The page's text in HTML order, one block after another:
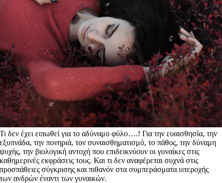
Τι δεν έχει ειπωθεί για το αδύναμο φύλο….! Για την ευαισθησία, την
εξυπνάδα, την πονηριά, τον συναισθηματισμό, το πάθος, την δύναμη
ψυχής, την βιολογική αντοχή που επιδεικνύουν οι γυναίκες στις
καθημερινές εκφράσεις τους. Και τι δεν αναφέρεται συχνά στις
προσπάθειες σύγκρισης και πιθανόν στα συμπεράσματα υπεροχής
των ανδρών έναντι των γυναικών.